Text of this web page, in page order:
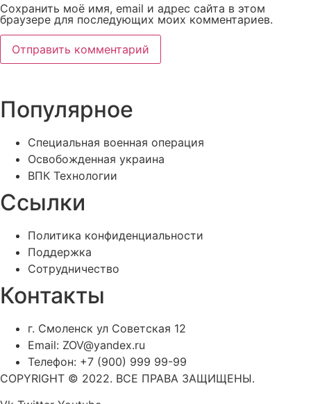
Сохранить моё имя, email и адрес сайта в этом
браузере для последующих моих комментариев.
Популярное
Специальная военная операция
Освобожденная украина
ВПК Технологии
Ссылки
Политика конфиденциальности
Поддержка
Сотрудничество
Контакты
г. Смоленск ул Советская 12
Email: ZOV@yandex.ru
Телефон: +7 (900) 999 99-99
COPYRIGHT © 2022. ВСЕ ПРАВА ЗАЩИЩЕНЫ.